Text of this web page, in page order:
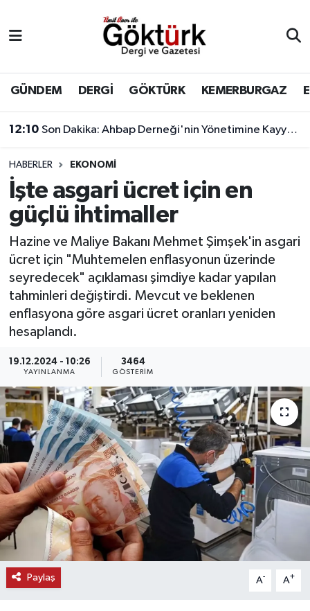
GÜNDEM DERGİ GÖKTÜRK KEMERBURGAZ
12:10 Son Dakika: Ahbap Derneği'nin Yönetimine Kayyum Atandı
HABERLER EKONOMİ
İşte asgari ücret için en
güçlü ihtimaller
Hazine ve Maliye Bakanı Mehmet Şimşek'in asgari
ücret için "Muhtemelen enflasyonun üzerinde
seyredecek" açıklaması şimdiye kadar yapılan
tahminleri değiştirdi. Mevcut ve beklenen
enflasyona göre asgari ücret oranları yeniden
hesaplandı.
19.12.2024 - 10:26
YAYINLANMA
3464
GÖSTERIM
Paylaş A- A+
BİLİM
DERGİ
DÜNYA
EĞİTİM
EKONOMİ
GÖKTÜRK
GÜNDEM
KEMERBURGAZ
KÜLTÜR - SANAT
MAGAZİN
ÖZEL HABER
SAĞLIK
SPOR
TEKNOLOJİ
TİCARET
Eyüpsultan Hava Durumu
Eyüpsultan Trafik Yoğunluk Haritası
Süper Lig Puan Durumu ve Fikstür
Tüm Manşetler
Son Dakika Haberleri
Haber Arşivi